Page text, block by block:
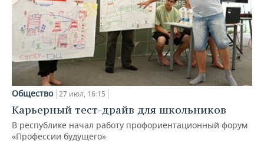
Общество 27 июл, 16:15
Карьерный тест-драйв для школьников
В республике начал работу профориентационный форум
«Профессии будущего»